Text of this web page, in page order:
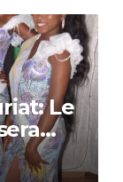
Le